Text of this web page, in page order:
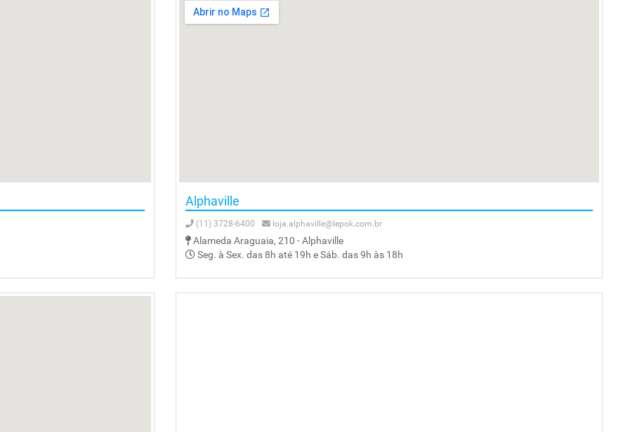
Alphaville
(11) 3728-6400 loja.alphaville@lepok.com.br
Alameda Araguaia, 210 - Alphaville
Seg. à Sex. das 8h até 19h e Sáb. das 9h às 18h